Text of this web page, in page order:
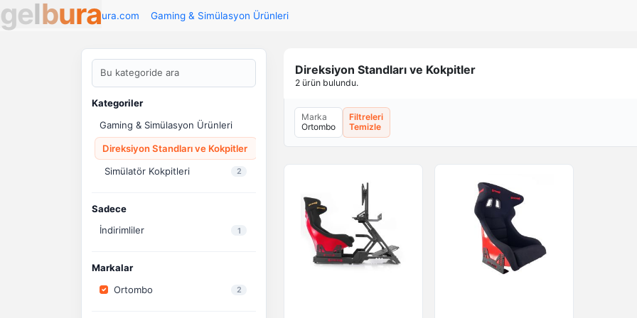
gelbura
Gelbura.com Gaming & Simülasyon Ürünleri
Kategoriler
Gaming & Simülasyon Ürünleri
Direksiyon Standları ve Kokpitler
Simülatör Kokpitleri
2
Sadece
İndirimliler
1
Markalar
Ortombo
2
Direksiyon Standları ve Kokpitler
2 ürün bulundu.
Marka
Ortombo
Filtreleri
Temizle